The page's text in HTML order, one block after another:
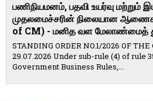
பணிநியமனம், பதவி உயர்வு மற்றும்
முதலமைச்சரின் நிலையான
of CM) - மனித வள மேலாண்மைத்
STANDING ORDER NO.1/2026 OF
29.07.2026 Under sub-rule (4) of rule
Government Business Rules,...